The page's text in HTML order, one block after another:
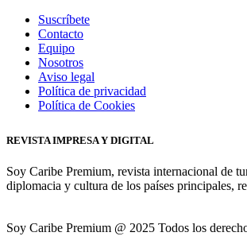
Suscríbete
Contacto
Equipo
Nosotros
Aviso legal
Política de privacidad
Política de Cookies
REVISTA IMPRESA Y DIGITAL
Soy Caribe Premium, revista internacional de
diplomacia y cultura de los países principales,
Soy Caribe Premium @ 2025 Todos los